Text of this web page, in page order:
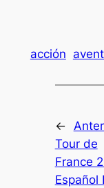
acción
←
Tour de
France
Español